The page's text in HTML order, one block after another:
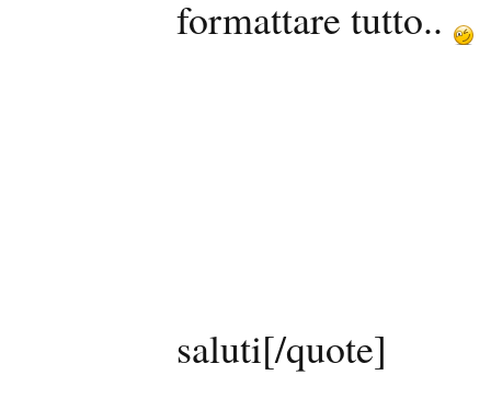
formattare tutto..
saluti[/quote]